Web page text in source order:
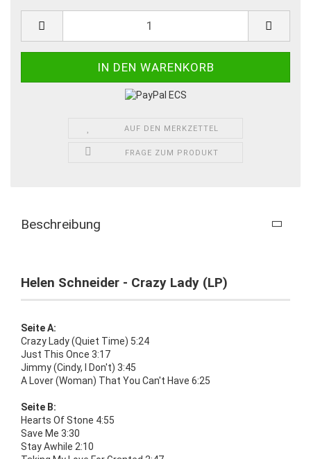
AUF DEN MERKZETTEL
FRAGE ZUM PRODUKT
Beschreibung
Helen Schneider - Crazy Lady (LP)
Seite A:
Crazy Lady (Quiet Time) 5:24
Just This Once 3:17
Jimmy (Cindy, I Don't) 3:45
A Lover (Woman) That You Can't Have 6:25
Seite B:
Hearts Of Stone 4:55
Save Me 3:30
Stay Awhile 2:10